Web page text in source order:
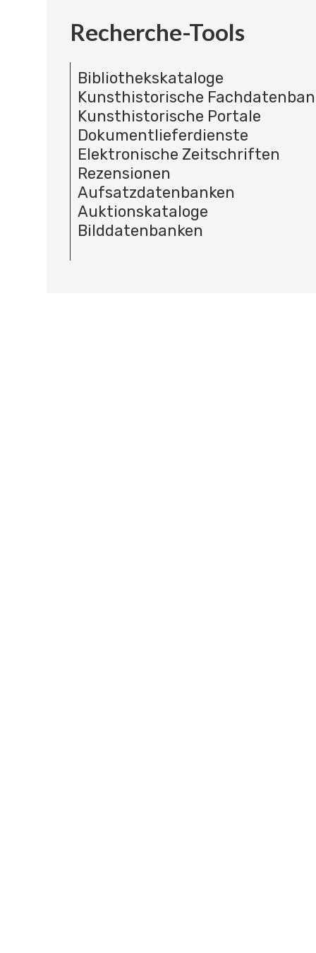
Recherche-Tools
Bibliothekskataloge
Kunsthistorische
Kunsthistorische Portale
Dokumentlieferdienste
Elektronische Zeitschriften
Rezensionen
Aufsatzdatenbanken
Auktionskataloge
Bilddatenbanken